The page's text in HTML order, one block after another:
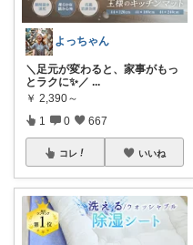
よっちゃん
＼足元が変わると、家事がもっ
とラクに✨／ ...
￥ 2,390～
1 0 667
コレ いいね